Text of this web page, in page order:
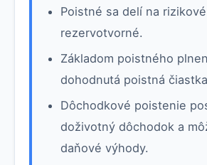
Poistné sa delí na
rezervotvorné.
Základom poistného
dohodnutá poistná
Dôchodkové poistenie
doživotný dôchodok a
daňové výhody.